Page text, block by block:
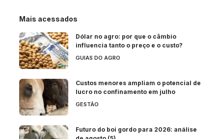
Mais acessados
Dólar no agro: por que o câmbio
influencia tanto o preço e o custo?
GUIAS DO AGRO
Custos menores ampliam o potencial de
lucro no confinamento em julho
GESTÃO
Futuro do boi gordo para 2026: análise